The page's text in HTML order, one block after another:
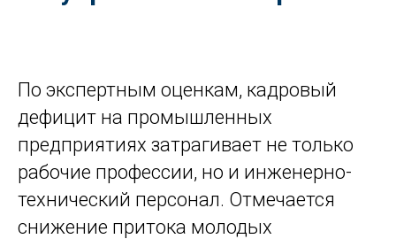
По экспертным оценкам, кадровый
дефицит на промышленных
предприятиях затрагивает не только
рабочие профессии, но и инженерно-
технический персонал. Отмечается
снижение притока молодых